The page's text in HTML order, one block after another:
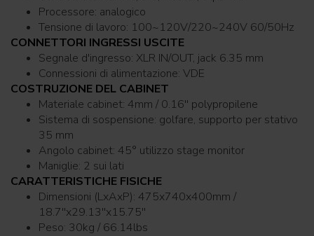
Processore: analogico
Tensione di lavoro: 100~120V/220~240V 60/50Hz
CONNETTORI INGRESSI USCITE
Segnale d'ingresso: XLR IN/OUT, jack 6.35 mm
Connessioni di alimentazione: VDE
COSTRUZIONE DEL CABINET
Materiale cabinet: 4mm / 0.16'' polypropilene
Sistema di sospensione: golfare, supporto per stativo
35 mm
Angolo cabinet: 45° utilizzo stage monitor
Maniglie: 2 sui lati
CARATTERISTICHE FISICHE
Dimensioni (LxAxP): 475x740x400mm /
18.7''x29.13''x15.75''
Peso: 30kg / 66.14lbs